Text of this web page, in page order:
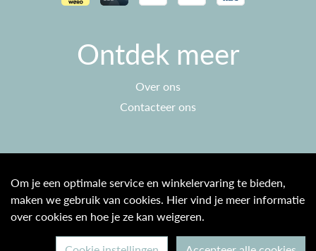
Ontdek meer
Over ons
Contacteer ons
Algemene voorwaarden
Privacy beleid
Om je een optimale service en winkelervaring te bieden,
maken we gebruik van cookies. Hier vind je meer informatie
over cookies en hoe je ze kan weigeren.